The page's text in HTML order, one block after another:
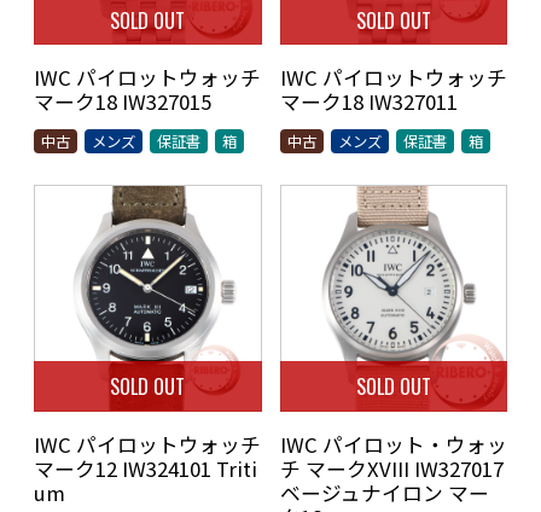
SOLD OUT
IWC パイロットウォッチ
マーク18 IW327015
中古 メンズ 保証書 箱
SOLD OUT
IWC パイロットウォッチ
マーク18 IW327011
中古 メンズ 保証書 箱
SOLD OUT
IWC パイロットウォッチ
マーク12 IW324101 Triti
um
SOLD OUT
IWC パイロット・ウォッ
チ マークXVIII IW327017
ベージュナイロン マー